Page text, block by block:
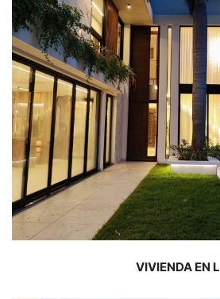
VIVIENDA EN L